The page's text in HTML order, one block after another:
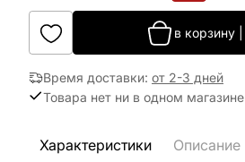
в корзину
Время доставки: от 2-3 дней
Товара нет ни в одном магазине
Характеристики Описание